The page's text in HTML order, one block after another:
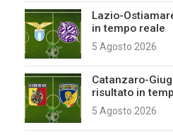
Lazio-
in tempo reale
5 Agosto 2026
Catanzaro-
risultato in
5 Agosto 2026